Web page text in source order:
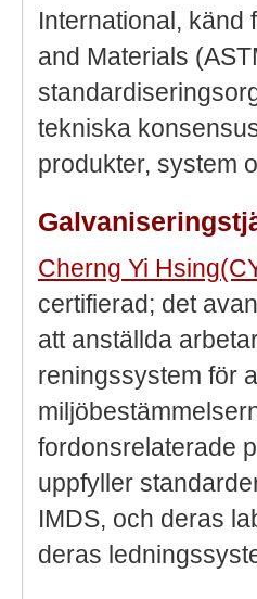
International, känd
and Materials
tekniska
produkter, system
Cherng Yi
certifierad; det
att anställda
reningssystem för
fordonsrelaterade
uppfyller
IMDS, och deras
deras